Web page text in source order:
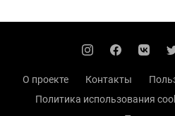
О проекте Контакты
Политика использования